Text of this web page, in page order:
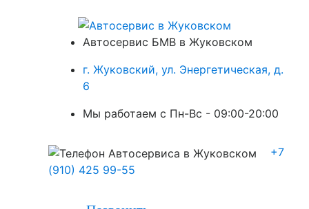
Автосервис БМВ в Жуковском
г. Жуковский, ул. Энергетическая, д.
6
Мы работаем с Пн-Вc - 09:00-20:00
+7
(910) 425 99-55